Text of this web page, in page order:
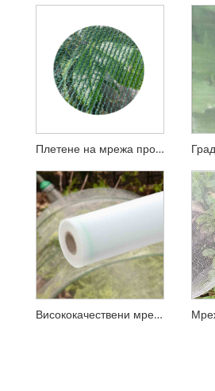
Плетене на мрежа против насекоми
Висококачествени мрежи против насекоми